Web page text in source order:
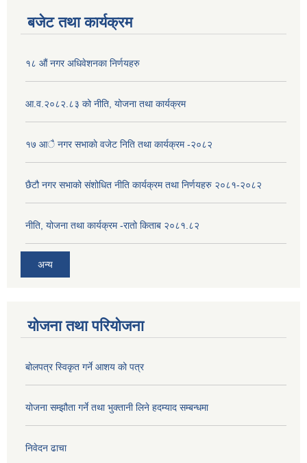
बजेट तथा कार्यक्रम
१८ औं नगर अधिवेशनका निर्णयहरु
आ.व.२०८२.८३ को नीति, योजना तथा कार्यक्रम
१७ आै नगर सभाकाे वजेट निति तथा कार्यक्रम -२०८२
छैटौ नगर सभाको संशोधित नीति कार्यक्रम तथा निर्णयहरु २०८१-२०८२
नीति, योजना तथा कार्यक्रम -रातो किताब २०८१.८२
अन्य
योजना तथा परियोजना
बोलपत्र स्विकृत गर्ने आशय को पत्र
योजना सम्झौता गर्ने तथा भुक्तानी लिने हदम्याद सम्बन्धमा
निवेदन ढाचा